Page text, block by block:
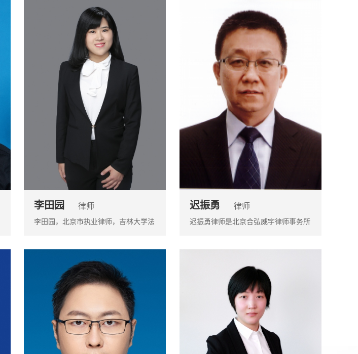
李田园 律师
李田园，北京市执业律师，吉林大学法
迟振勇 律师
迟振勇律师是北京合弘威宇律师事务所